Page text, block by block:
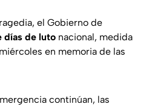
el Gobierno de
días de luto nacional, medida
en memoria de las
continúan, las